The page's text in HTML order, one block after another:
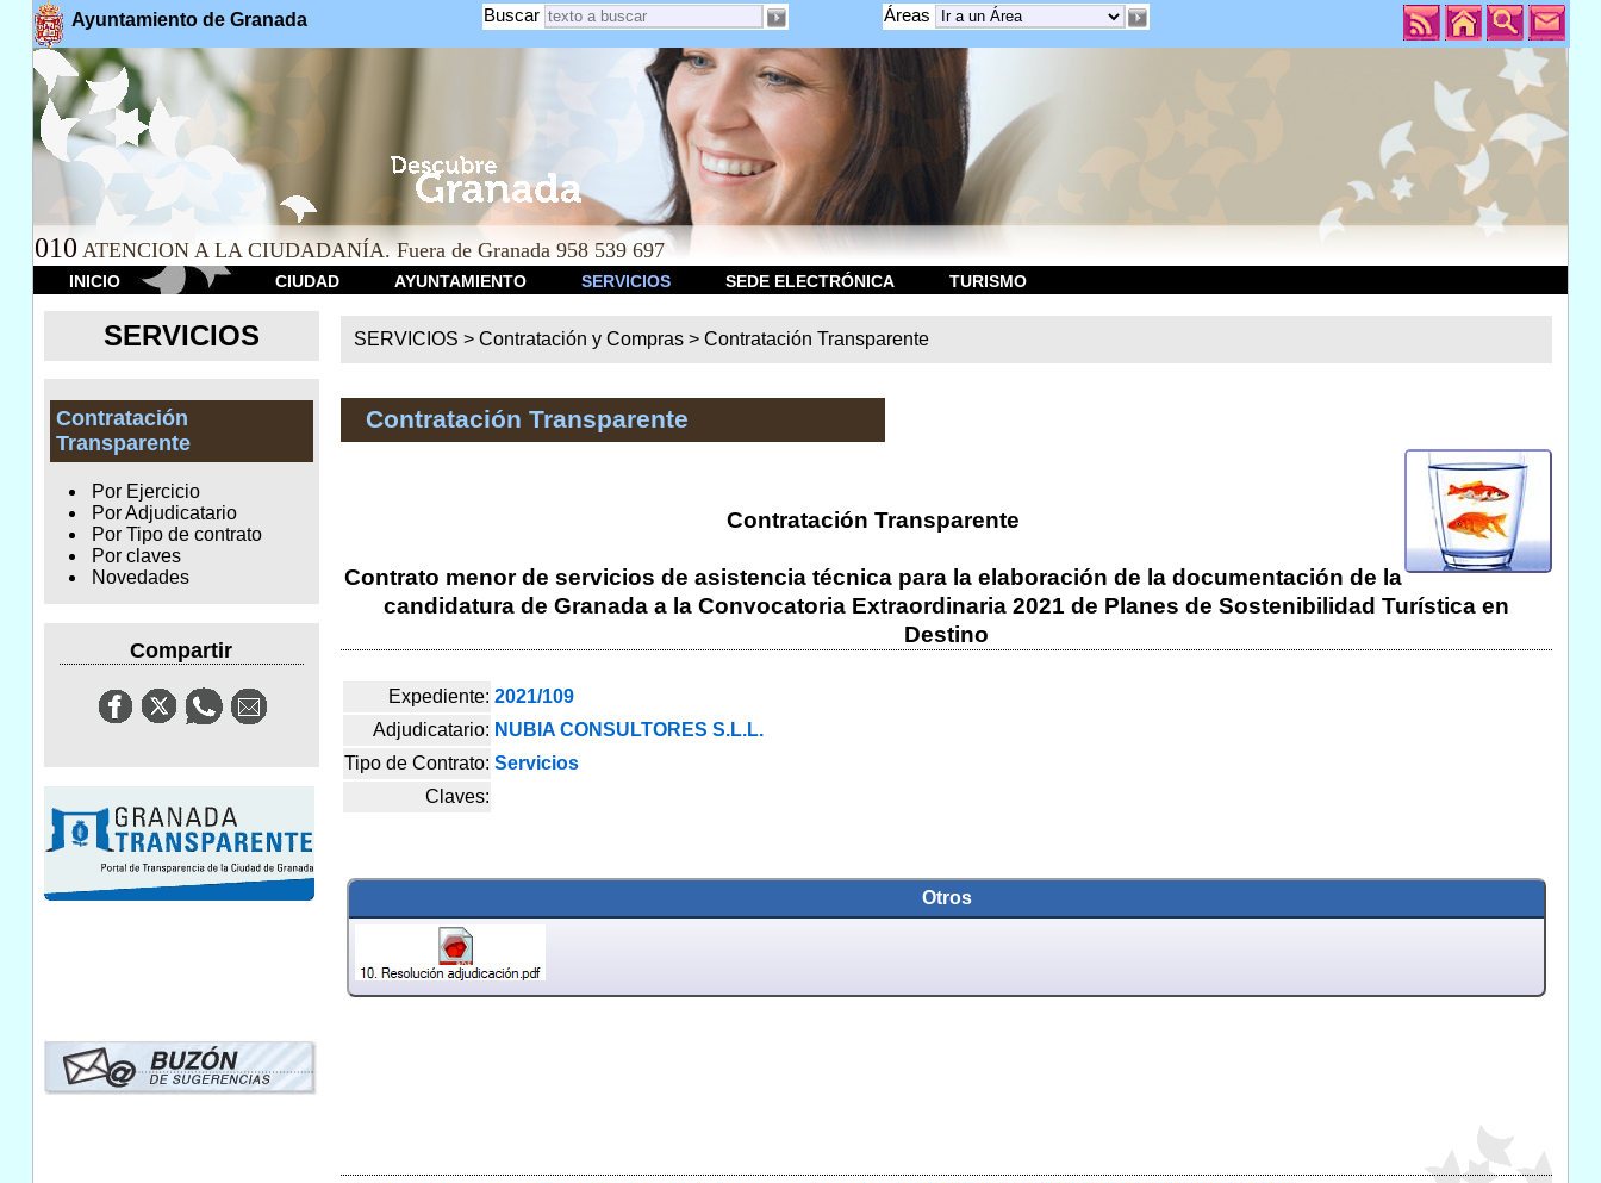
Ayuntamiento de Granada Áreas
Buscar
010 ATENCION A LA CIUDADANÍA. Fuera de Granada 958 539 697
INICIO CIUDAD AYUNTAMIENTO SERVICIOS SEDE ELECTRÓNICA TURISMO
SERVICIOS
Contratación
Transparente
Por Ejercicio
Por Adjudicatario
Por Tipo de contrato
Por claves
Novedades
Compartir
SERVICIOS >Contratación y Compras >Contratación Transparente
Contratación Transparente
Contratación Transparente
Contrato menor de servicios de asistencia técnica para la elaboración de la documentación de la
candidatura de Granada a la Convocatoria Extraordinaria 2021 de Planes de Sostenibilidad Turística en
Destino
Expediente: 2021/109
Adjudicatario: NUBIA CONSULTORES S.L.L.
Tipo de Contrato: Servicios
Claves:
Otros